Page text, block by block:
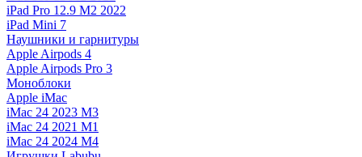
iPad Pro 12.9 M2 2022
iPad Mini 7
Наушники и гарнитуры
Apple Airpods 4
Apple Airpods Pro 3
Моноблоки
Apple iMac
iMac 24 2023 M3
iMac 24 2021 M1
iMac 24 2024 M4